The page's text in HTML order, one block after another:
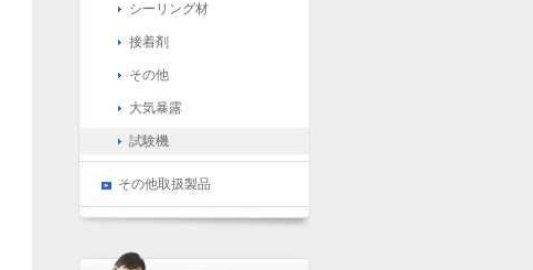
シーリング材
接着剤
その他
大気暴露
試験機
その他取扱製品